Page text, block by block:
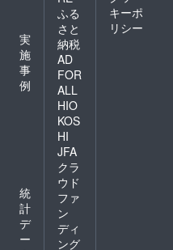
実
施
事
例
統
計
デ
ー
ふる
さと
納税
AD
FOR
ALL
HIO
KOS
HI
JFA
クラ
ウド
ファ
ン
ディ
ング
キーポ
リシー